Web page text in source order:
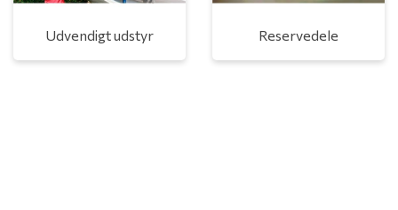
Udvendigt udstyr Reservedele